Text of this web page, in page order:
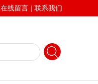
在线留言 | 联系我们